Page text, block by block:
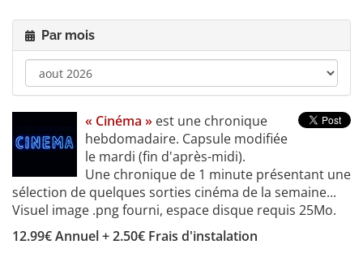
Par mois
« Cinéma » est une chronique
hebdomadaire. Capsule modifiée
le mardi (fin d'après-midi).
Une chronique de 1 minute présentant une
sélection de quelques sorties cinéma de la semaine...
Visuel image .png fourni, espace disque requis 25Mo.
12.99€ Annuel + 2.50€ Frais d'instalation